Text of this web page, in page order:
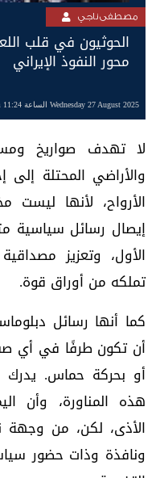
مصطفى ناجي
‏الحوثيون في قلب
محور النفوذ الإيراني
Wednesday 27 August 2025 الساعة 11:24 am
‏لا تهدف صواريخ
والأراضي المحتلة
الأرواح، لأنها
إيصال رسائل سياسية
الأول، وتعزيز
تملكه من أوراق قوة.
‏كما أنها رسائل
أن تكون طرفًا في أي
أو بحركة حماس. يدرك
هذه المناورة، وأن
الأذى، لكن، من وجهة
ونافذة وذات حضور